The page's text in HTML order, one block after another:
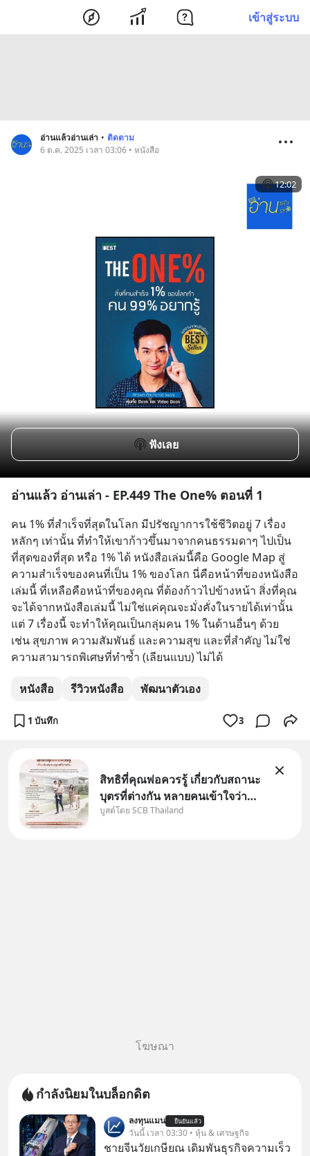
เข้าสู่ระบบ
อ่านแล้วอ่านเล่า • ติดตาม
6 ต.ค. 2025 เวลา 03:06 • หนังสือ
12:02
ฟังเลย
อ่านแล้ว อ่านเล่า - EP.449 The One% ตอนที่ 1
คน 1% ที่สําเร็จที่สุดในโลก มีปรัชญาการใช้ชีวิตอยู่ 7 เรื่อง
หลักๆ เท่านั้น ที่ทําให้เขาก้าวขึ้นมาจากคนธรรมดาๆ ไปเป็น
ที่สุดของที่สุด หรือ 1% ได้ หนังสือเล่มนี้คือ Google Map สู่
ความสําเร็จของคนที่เป็น 1% ของโลก นี่คือหน้าที่ของหนังสือ
เล่มนี้ ที่เหลือคือหน้าที่ของคุณ ที่ต้องก้าวไปข้างหน้า สิ่งที่คุณ
จะได้จากหนังสือเล่มนี้ ไม่ใช่แค่คุณจะมั่งคั่งในรายได้เท่านั้น
แต่ 7 เรื่องนี้ จะทําให้คุณเป็นกลุ่มคน 1% ในด้านอื่นๆ ด้วย
เช่น สุขภาพ ความสัมพันธ์ และความสุข และที่สําคัญ ไม่ใช่
ความสามารถพิเศษที่ทําซ้ำ (เลียนแบบ) ไม่ได้
หนังสือ รีวิวหนังสือ พัฒนาตัวเอง
1 บันทึก 3
สิทธิที่คุณพ่อควรรู้ เกี่ยวกับสถานะ
บุตรที่ต่างกัน หลายคนเข้าใจว่า
"เมื่อเป็นลูกของพ่อและแม่ ก็ย่อม
บูสต์โดย SCB Thailand
โฆษณา
กำลังนิยมในบล็อกดิต
ลงทุนแมน ยืนยันแล้ว
วันนี้ เวลา 03:30 • หุ้น & เศรษฐกิจ
ชายจีนวัยเกษียณ เดิมพันธุรกิจความเร็ว